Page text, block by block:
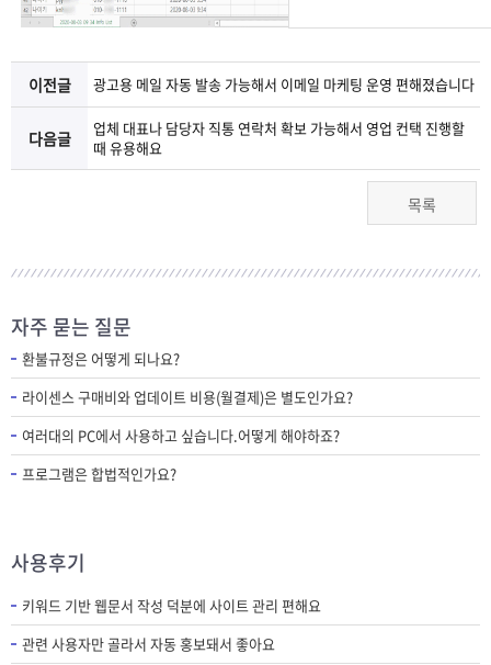
이전글 광고용 메일 자동 발송 가능해서 이메일 마케팅 운영 편해졌습니다
다음글
업체 대표나 담당자 직통 연락처 확보 가능해서 영업 컨택 진행할
때 유용해요
목록
자주 묻는 질문
환불규정은 어떻게 되나요?
라이센스 구매비와 업데이트 비용(월결제)은 별도인가요?
여러대의 PC에서 사용하고 싶습니다.어떻게 해야하죠?
프로그램은 합법적인가요?
사용후기
키워드 기반 웹문서 작성 덕분에 사이트 관리 편해요
관련 사용자만 골라서 자동 홍보돼서 좋아요